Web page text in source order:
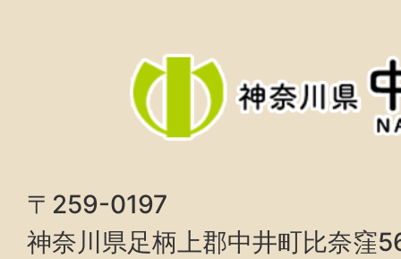
〒259-0197
神奈川県足柄上郡中井町比奈窪